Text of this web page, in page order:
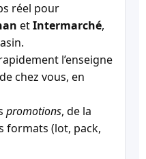
réel pour
etIntermarché,
l’enseigne
chez vous, en
promotions, de la
formats (lot, pack,